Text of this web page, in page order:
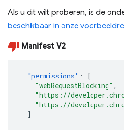
Als u dit wilt proberen, is de
beschikbaar in onze
Manifest V2
"permissions" :
[
"webRequestBlocking" ,
"https://
"https://
]